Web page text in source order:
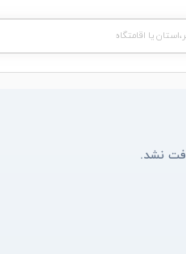
یا اقامتگاه
نشد.